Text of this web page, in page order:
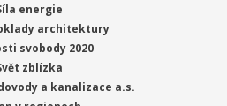
energie
architektury
svobody 2020
zblízka
a kanalizace a.s.